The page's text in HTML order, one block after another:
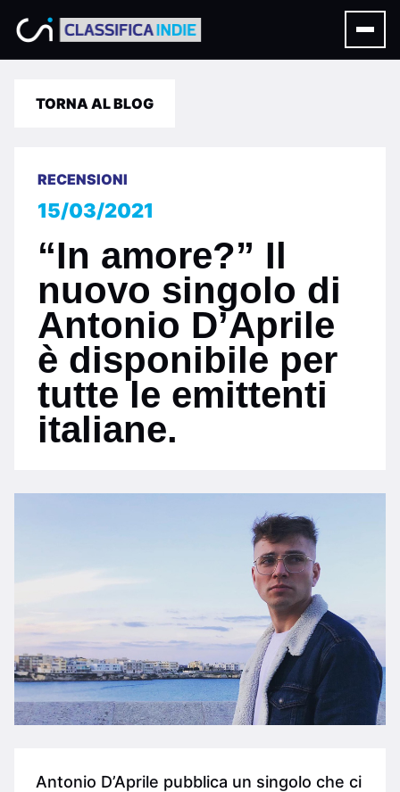
TORNA AL BLOG
RECENSIONI
15/03/2021
“In amore?” Il
nuovo singolo di
Antonio D’Aprile
è disponibile per
tutte le emittenti
italiane.
Antonio D’Aprile pubblica un singolo che ci